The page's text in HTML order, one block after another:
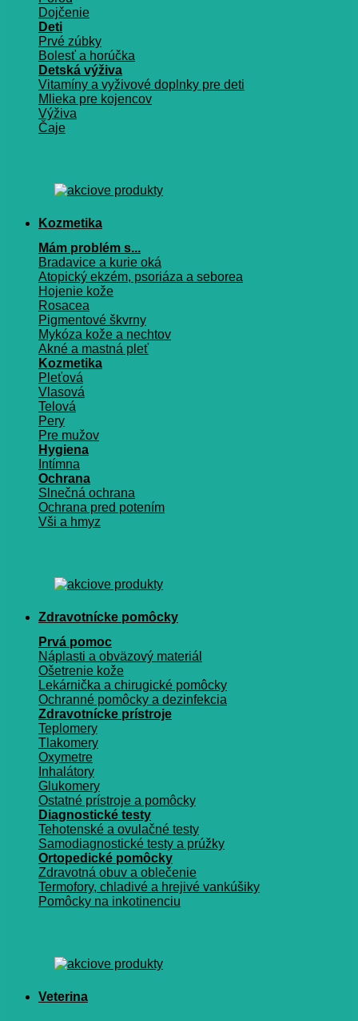
Dojčenie
Deti
Prvé zúbky
Bolesť a horúčka
Detská výživa
Vitamíny a vyživové doplnky pre deti
Mlieka pre kojencov
Výživa
Čaje
Kozmetika
Mám problém s...
Bradavice a kurie oká
Atopický ekzém, psoriáza a seborea
Hojenie kože
Rosacea
Pigmentové škvrny
Mykóza kože a nechtov
Akné a mastná pleť
Kozmetika
Pleťová
Vlasová
Telová
Pery
Pre mužov
Hygiena
Intímna
Ochrana
Slnečná ochrana
Ochrana pred potením
Vši a hmyz
Zdravotnícke pomôcky
Prvá pomoc
Náplasti a obväzový materiál
Ošetrenie kože
Lekárnička a chirugické pomôcky
Ochranné pomôcky a dezinfekcia
Zdravotnícke prístroje
Teplomery
Tlakomery
Oxymetre
Inhalátory
Glukomery
Ostatné prístroje a pomôcky
Diagnostické testy
Tehotenské a ovulačné testy
Samodiagnostické testy a prúžky
Ortopedické pomôcky
Zdravotná obuv a oblečenie
Termofory, chladivé a hrejivé vankúšiky
Pomôcky na inkotinenciu
Veterina